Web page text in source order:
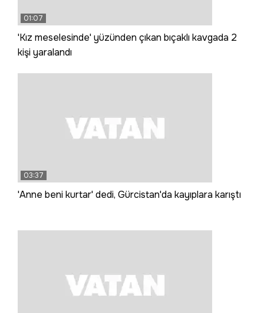
01:07
'Kız meselesinde' yüzünden çıkan bıçaklı kavgada 2
kişi yaralandı
03:37
'Anne beni kurtar' dedi, Gürcistan'da kayıplara karıştı